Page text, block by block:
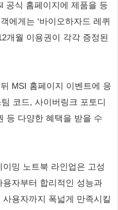
공식 홈페이지에 제품을 등
에게는 ‘바이오하자드 레퀴
개월 이용권이 각각 증정된
MSI 홈페이지 이벤트에 응
코드, 사이버링크 포토디
등 다양한 혜택을 받을 수
이밍 노트북 라인업은 고성
자부터 합리적인 성능과
용자까지 폭넓게 만족시킬